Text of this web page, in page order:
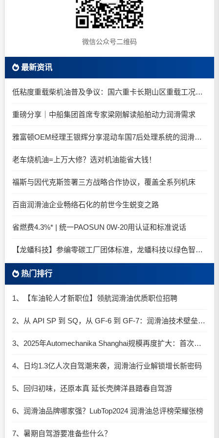
微信公众号二维码
最新资讯
低粘度重载柴机油普及争议：国六重卡长期山区重载工况是否适合0W-20柴油机油？
重磅分享｜中船集团首席专家梁刚解读船舶动力润滑需求
雅富顿OEM经理王银辉分享混动车国7后处理系统的润滑油要求
老车烧机油=上万大修？选对机油能省大钱！
福斯与因代克斯签署三方战略合作协议，覆盖全系列机床
百亩润滑油企业畅络石化的前世今生蜕变之路
省燃费4.3%* | 统一PAOSUN 0W-20用认证和标准说话
【龙蟠科技】参编零碳工厂团体标准，龙蟠科技以绿色智造锚定零碳未来
热门排行
1、【车油轮人才新职位】领航润滑油优质职位招聘
2、从 API SP 到 SQ，从 GF-6 到 GF-7：润滑油技术壁垒再升高，你准备好了吗？
3、2025年Automechanika Shanghai规模再度扩大：首次启用国家会展中心（上海）全部15个展馆
4、日均1.3亿人次自驾潮来袭，润滑油行业解锁增长新密码​
5、回归初味，还原本真 延长壳牌洋县踏春自驾游
6、润滑油品牌哪家强？LubTop2024 润滑油总评榜荣耀张榜
7、暑期自驾游要准备些什么？